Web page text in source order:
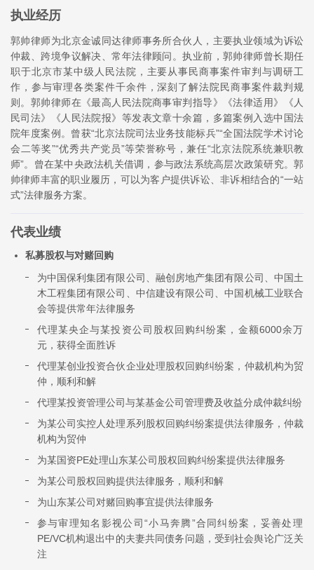
执业经历
郭帅律师为北京金诚同达律师事务所合伙人，主要执业领域为诉讼
仲裁、跨境争议解决、常年法律顾问。执业前，郭帅律师曾长期任
职于北京市某中级人民法院，主要从事民商事案件审判与调研工
作，参与审理各类案件千余件，深刻了解法院民商事案件裁判规
则。郭帅律师在《最高人民法院商事审判指导》《法律适用》《人
民司法》《人民法院报》等发表文章十余篇，多篇案例入选中国法
院年度案例。曾获“北京法院司法业务技能标兵”“全国法院学术讨论
会二等奖”“优秀共产党员”等荣誉称号，兼任“北京法院系统兼职教
师”。曾在某中央政法机关借调，参与政法系统高层次政策研究。郭
帅律师丰富的职业履历，可以为客户提供诉讼、非诉相结合的“一站
式”法律服务方案。
代表业绩
私募股权与对赌回购
为中国保利集团有限公司、融创房地产集团有限公司、中国土
木工程集团有限公司、中信建设有限公司、中国机械工业联合
会等提供常年法律服务
代理某央企与某投资公司股权回购纠纷案，金额6000余万
元，获得全面胜诉
代理某创业投资合伙企业处理股权回购纠纷案，仲裁机构为贸
仲，顺利和解
代理某投资管理公司与某基金公司管理费及收益分成仲裁纠纷
为某公司实控人处理系列股权回购纠纷案提供法律服务，仲裁
机构为贸仲
为某国资PE处理山东某公司股权回购纠纷案提供法律服务
为某公司股权回购提供法律服务，顺利和解
为山东某公司对赌回购事宜提供法律服务
参与审理知名影视公司“小马奔腾”合同纠纷案，妥善处理
PE/VC机构退出中的夫妻共同债务问题，受到社会舆论广泛关
注